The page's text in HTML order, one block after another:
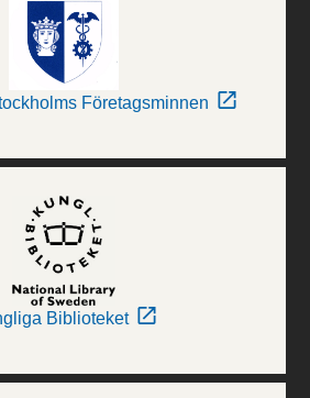
Företagsminnen
Biblioteket